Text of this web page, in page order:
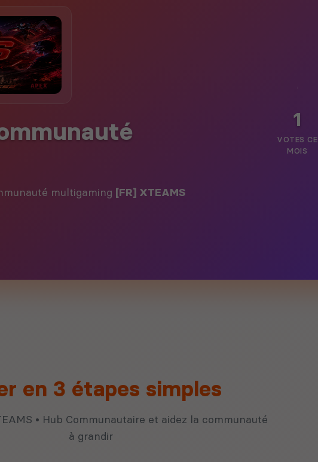
multigaming [FR] XTEAMS
1
VOTES CE
MOIS
en 3 étapes simples
• Hub Communautaire et aidez la communauté
à grandir